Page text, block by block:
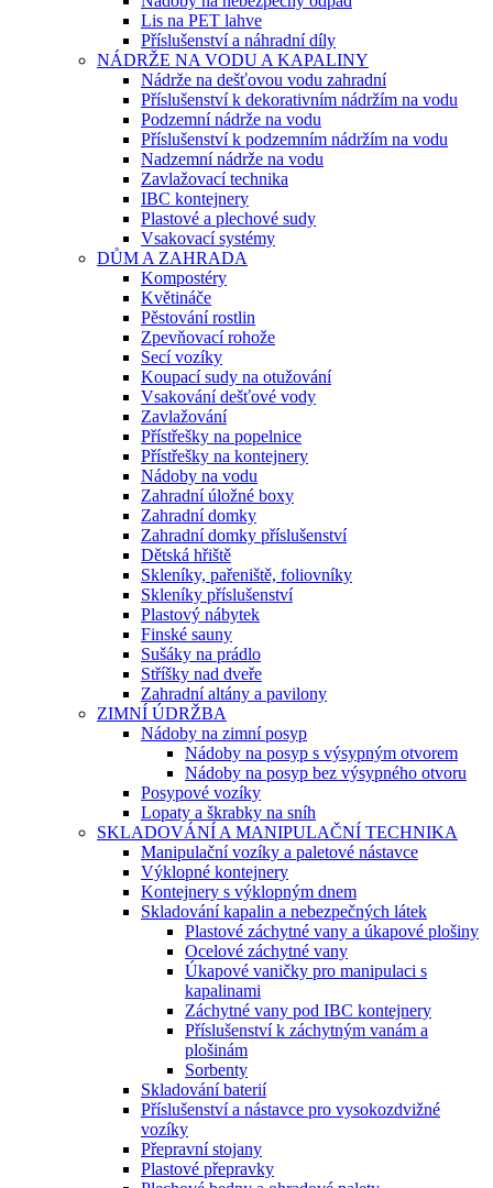
Lis na PET lahve
Příslušenství a náhradní díly
NÁDRŽE NA VODU A KAPALINY
Nádrže na dešťovou vodu zahradní
Příslušenství k dekorativním nádržím na vodu
Podzemní nádrže na vodu
Příslušenství k podzemním nádržím na vodu
Nadzemní nádrže na vodu
Zavlažovací technika
IBC kontejnery
Plastové a plechové sudy
Vsakovací systémy
DŮM A ZAHRADA
Kompostéry
Květináče
Pěstování rostlin
Zpevňovací rohože
Secí vozíky
Koupací sudy na otužování
Vsakování dešťové vody
Zavlažování
Přístřešky na popelnice
Přístřešky na kontejnery
Nádoby na vodu
Zahradní úložné boxy
Zahradní domky
Zahradní domky příslušenství
Dětská hřiště
Skleníky, pařeniště, foliovníky
Skleníky příslušenství
Plastový nábytek
Finské sauny
Sušáky na prádlo
Stříšky nad dveře
Zahradní altány a pavilony
ZIMNÍ ÚDRŽBA
Nádoby na zimní posyp
Nádoby na posyp s výsypným otvorem
Nádoby na posyp bez výsypného otvoru
Posypové vozíky
Lopaty a škrabky na sníh
SKLADOVÁNÍ A MANIPULAČNÍ TECHNIKA
Manipulační vozíky a paletové nástavce
Výklopné kontejnery
Kontejnery s výklopným dnem
Skladování kapalin a nebezpečných látek
Plastové záchytné vany a úkapové plošiny
Ocelové záchytné vany
Úkapové vaničky pro manipulaci s
kapalinami
Záchytné vany pod IBC kontejnery
Příslušenství k záchytným vanám a
plošinám
Sorbenty
Skladování baterií
Příslušenství a nástavce pro vysokozdvižné
vozíky
Přepravní stojany
Plastové přepravky